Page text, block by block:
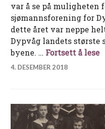
var å se på muligheten
sjømannsforening for
dette året var neppe
Dypvåg landets
byene. … Fortsett å lese
4. DESEMBER 2018